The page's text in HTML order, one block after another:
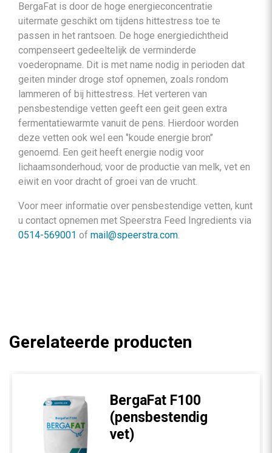
BergaFat is door de hoge energieconcentratie
uitermate geschikt om tijdens hittestress toe te
passen in het rantsoen. De hoge energiedichtheid
compenseert gedeeltelijk de verminderde
voederopname. Dit is met name nodig in perioden dat
geiten minder droge stof opnemen, zoals rondom
lammeren of bij hittestress. Het verteren van
pensbestendige vetten geeft een geit geen extra
fermentatiewarmte vanuit de pens. Hierdoor worden
deze vetten ook wel een ‘’koude energie bron’’
genoemd. Een geit heeft energie nodig voor
lichaamsonderhoud; voor de productie van melk, vet en
eiwit en voor dracht of groei van de vrucht.
Voor meer informatie over pensbestendige vetten, kunt
u contact opnemen met Speerstra Feed Ingredients via
0514-569001 of mail@speerstra.com.
Gerelateerde producten
BergaFat F100
(pensbestendig
vet)